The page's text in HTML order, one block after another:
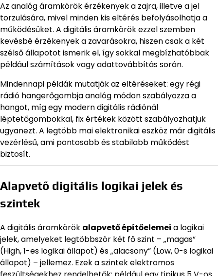
Az analóg áramkörök érzékenyek a zajra, illetve a jel
torzulására, mivel minden kis eltérés befolyásolhatja a
működésüket. A digitális áramkörök ezzel szemben
kevésbé érzékenyek a zavarásokra, hiszen csak a két
szélső állapotot ismerik el, így sokkal megbízhatóbbak
például számítások vagy adattovábbítás során.
Mindennapi példák mutatják az eltéréseket: egy régi
rádió hangerőgombja analóg módon szabályozza a
hangot, míg egy modern digitális rádiónál
léptetőgombokkal, fix értékek között szabályozhatjuk
ugyanezt. A legtöbb mai elektronikai eszköz már digitális
vezérlésű, ami pontosabb és stabilabb működést
biztosít.
Alapvető digitális logikai jelek és
szintek
A digitális áramkörök alapvető építőelemei a logikai
jelek, amelyeket legtöbbször két fő szint – „magas”
(High, 1-es logikai állapot) és „alacsony” (Low, 0-s logikai
állapot) – jellemez. Ezek a szintek elektromos